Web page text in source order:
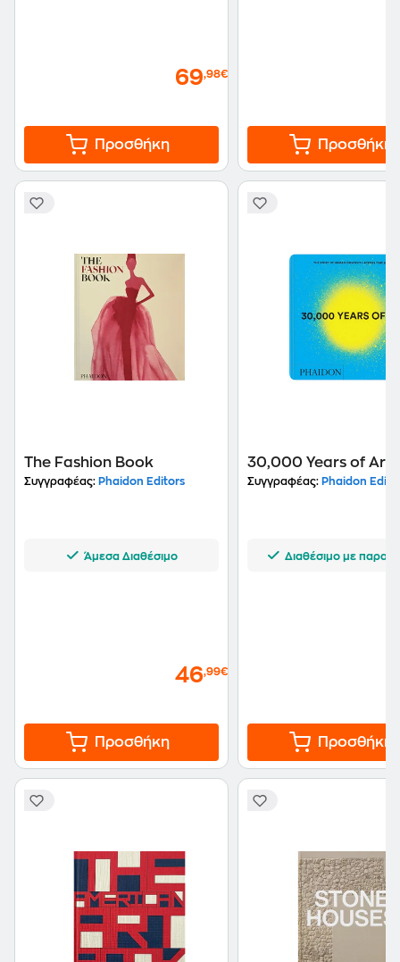
69,98€
Προσθήκη Προσθήκη
The Fashion Book
Συγγραφέας: Phaidon Editors
Άμεσα Διαθέσιμο
46,99€
Προσθήκη
30,000 Years of Art
Συγγραφέας: Phaidon
Διαθέσιμο με
Προσθήκη